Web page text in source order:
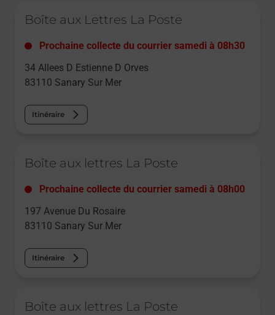
Boîte aux Lettres La Poste
Prochaine collecte du courrier samedi à 08h30
34 Allees D Estienne D Orves
83110 Sanary Sur Mer
Itinéraire
Boîte aux lettres La Poste
Prochaine collecte du courrier samedi à 08h00
197 Avenue Du Rosaire
83110 Sanary Sur Mer
Itinéraire
Boîte aux lettres La Poste